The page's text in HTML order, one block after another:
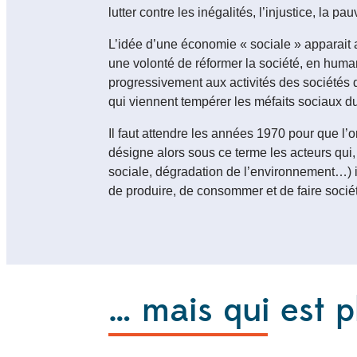
lutter contre les inégalités, l’injustice, la
L’idée d’une économie « sociale »
une volonté de réformer la société, en
progressivement aux activités des
qui viennent tempérer les méfaits sociaux
Il faut attendre les années 1970 pour que
désigne alors sous ce terme les acteurs
sociale, dégradation de
de produire, de consommer et de faire
… mais qui est